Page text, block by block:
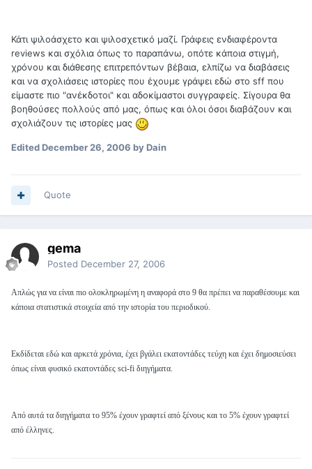
Κάτι ψιλοάσχετο και ψιλοσχετικό μαζί. Γράφεις ενδιαφέροντα
reviews και σχόλια όπως το παραπάνω, οπότε κάποια στιγμή,
χρόνου και διάθεσης επιτρεπόντων βέβαια, ελπίζω να διαβάσεις
και να σχολιάσεις ιστορίες που έχουμε γράψει εδώ στο sff που
είμαστε πιο "ανέκδοτοι" και αδοκίμαστοι συγγραφείς. Σίγουρα θα
βοηθούσες πολλούς από μας, όπως και όλοι όσοι διαβάζουν και
σχολιάζουν τις ιστορίες μας
EditedDecember 26, 2006 by Dain
Quote
gema
Posted December 27, 2006
Απλώς για να είναι πιο ολοκληρωμένη η αναφορά στο 9 θα πρέπει να παραθέσουμε και
κάποια στατιστικά στοιχεία από την ιστορία του περιοδικού.
Εκδίδεται εδώ και αρκετά χρόνια, έχει βγάλει εκατοντάδες τεύχη και έχει δημοσιεύσει
όπως είναι φυσικό εκατοντάδες sci-fi διηγήματα.
Από αυτά τα διηγήματα το 95% έχουν γραφτεί από ξένους και το 5% έχουν γραφτεί
από έλληνες.